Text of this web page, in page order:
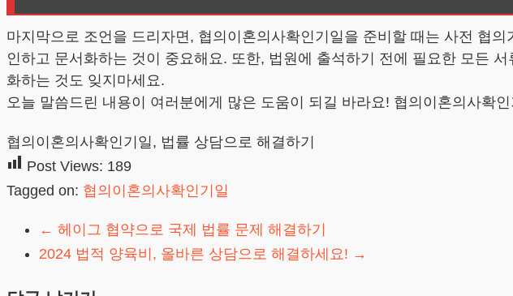
마지막으로 조언을 드리자면, 협의이혼의사확인기일을 준비할 때는 사전 협
인하고 문서화하는 것이 중요해요. 또한, 법원에 출석하기 전에 필요한 모든
화하는 것도 잊지마세요.
오늘 말씀드린 내용이 여러분에게 많은 도움이 되길 바라요! 협의이혼의사확
협의이혼의사확인기일, 법률 상담으로 해결하기
Post Views: 189
Tagged on: 협의이혼의사확인기일
← 헤이그 협약으로 국제 법률 문제 해결하기
2024 법적 양육비, 올바른 상담으로 해결하세요! →